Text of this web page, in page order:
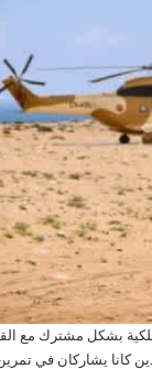
بشكل مشترك مع